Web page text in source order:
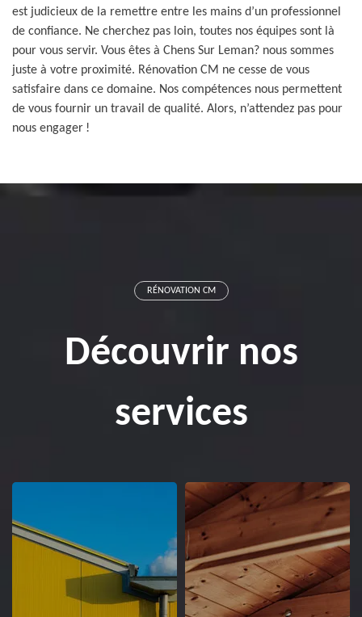
est judicieux de la remettre entre les mains d’un professionnel
de confiance. Ne cherchez pas loin, toutes nos équipes sont là
pour vous servir. Vous êtes à Chens Sur Leman? nous sommes
juste à votre proximité. Rénovation CM ne cesse de vous
satisfaire dans ce domaine. Nos compétences nous permettent
de vous fournir un travail de qualité. Alors, n’attendez pas pour
nous engager !
RÉNOVATION CM
Découvrir nos
services